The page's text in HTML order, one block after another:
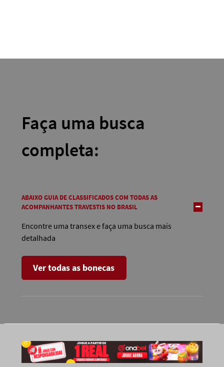
Faça uma busca
completa:
ABAIXO GUIA DE CLASSIFICADOS COM TODAS AS
ACOMPANHANTES TRAVESTIS NO BRASIL
Encontre uma transex e faça uma busca mais
detalhada
Ver todas as bonecas